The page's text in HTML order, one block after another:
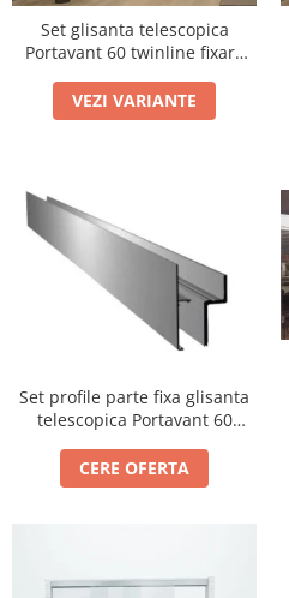
Set profil toc usa sticla
Profil toc usa sticla
Feronerie toc usa sticla
Set broasca + balama + maner usa
Balama usa sticla
Broasca usa sticla
Maner broasca usa sticla
Cilindri broasca usa sticla
Amortizoare cu brat/sina
Profile perimetrale
Usi glisante
Componente usi glisante manuale
Set glisanta telescopica
Portavant 60 twinline fixare
VEZI VARIANTE
Set profile parte fixa glisanta
telescopica Portavant 60
CERE OFERTA